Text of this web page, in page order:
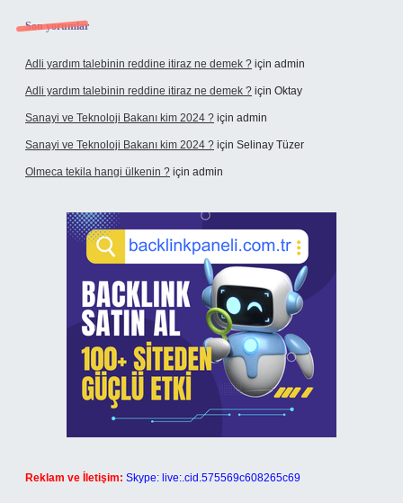
Son yorumlar
Adli yardım talebinin reddine itiraz ne demek ? için admin
Adli yardım talebinin reddine itiraz ne demek ? için Oktay
Sanayi ve Teknoloji Bakanı kim 2024 ? için admin
Sanayi ve Teknoloji Bakanı kim 2024 ? için Selinay Tüzer
Olmeca tekila hangi ülkenin ? için admin
Reklam ve İletişim: Skype: live:.cid.575569c608265c69